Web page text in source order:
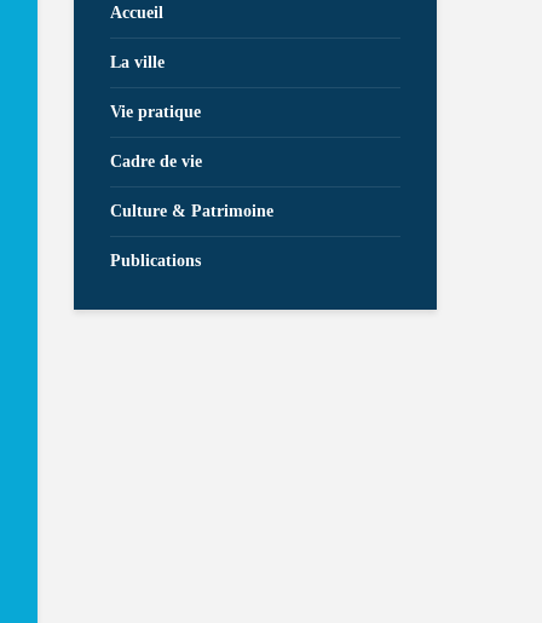
Accueil
La ville
Vie pratique
Cadre de vie
Culture & Patrimoine
Publications